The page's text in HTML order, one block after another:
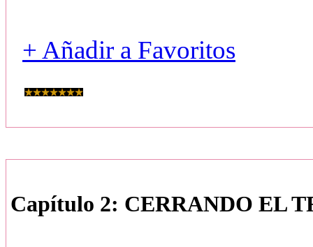
+ Añadir a Favoritos
Capítulo 2: CERRANDO EL